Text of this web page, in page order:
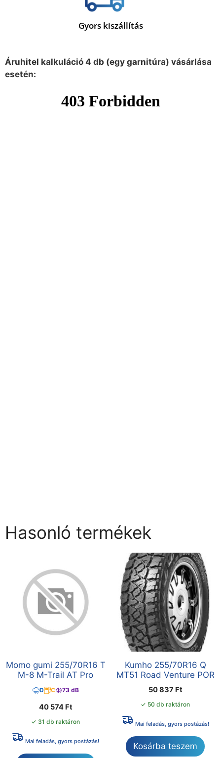
Gyors kiszállítás
Áruhitel kalkuláció 4 db (egy garnitúra) vásárlása
esetén:
Hasonló termékek
Momo gumi 255/70R16 T
M-8 M-Trail AT Pro
D C 73 dB
40 574 Ft
✓ 31 db raktáron
Mai feladás, gyors postázás!
Kumho 255/70R16 Q
MT51 Road Venture POR
50 837 Ft
✓ 50 db raktáron
Mai feladás, gyors postázás!
Kosárba teszem